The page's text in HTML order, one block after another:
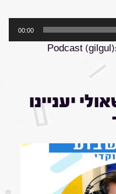
00:00
Podcast (gilgul):
יעניינו